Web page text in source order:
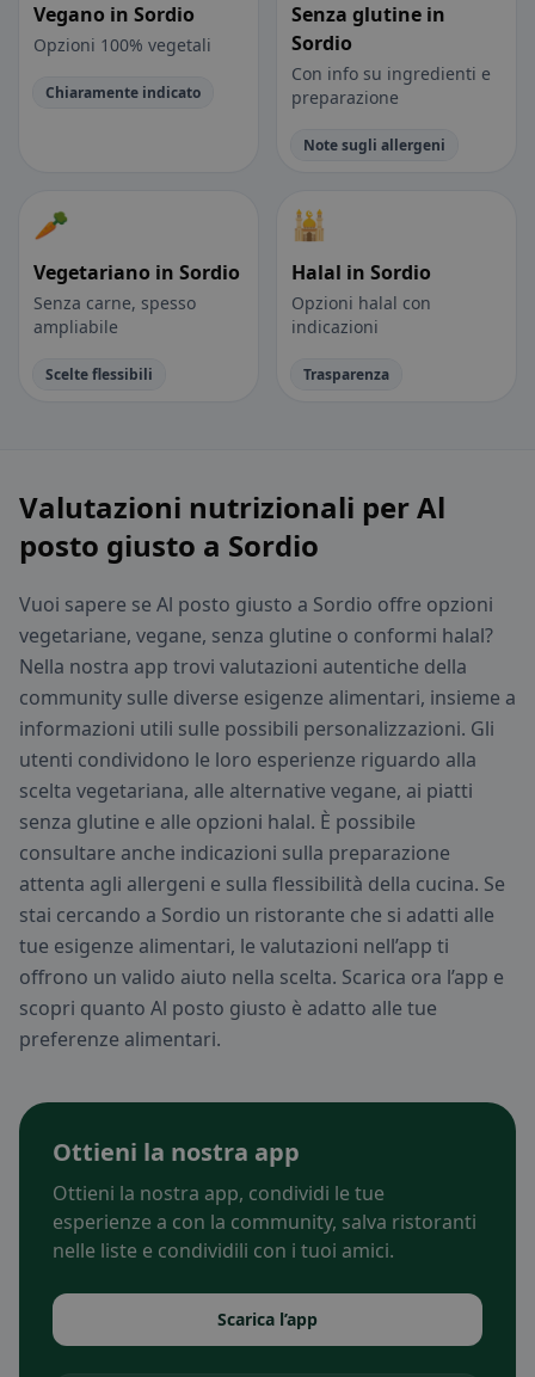
Vegano in Sordio
Opzioni 100% vegetali
Chiaramente indicato
Senza glutine in
Sordio
Con info su ingredienti e
preparazione
Note sugli allergeni
🥕
Vegetariano in Sordio
Senza carne, spesso
ampliabile
Scelte flessibili
🕌
Halal in Sordio
Opzioni halal con
indicazioni
Trasparenza
Valutazioni nutrizionali per Al
posto giusto a Sordio
Vuoi sapere se Al posto giusto a Sordio offre opzioni
vegetariane, vegane, senza glutine o conformi halal?
Nella nostra app trovi valutazioni autentiche della
community sulle diverse esigenze alimentari, insieme a
informazioni utili sulle possibili personalizzazioni. Gli
utenti condividono le loro esperienze riguardo alla
scelta vegetariana, alle alternative vegane, ai piatti
senza glutine e alle opzioni halal. È possibile
consultare anche indicazioni sulla preparazione
attenta agli allergeni e sulla flessibilità della cucina. Se
stai cercando a Sordio un ristorante che si adatti alle
tue esigenze alimentari, le valutazioni nell’app ti
offrono un valido aiuto nella scelta. Scarica ora l’app e
scopri quanto Al posto giusto è adatto alle tue
preferenze alimentari.
Ottieni la nostra app
Ottieni la nostra app, condividi le tue
esperienze a con la community, salva ristoranti
nelle liste e condividili con i tuoi amici.
Scarica l’app